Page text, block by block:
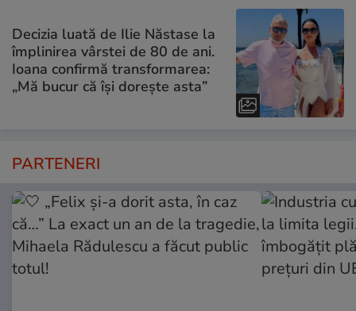
Decizia luată de Ilie Năstase la
împlinirea vârstei de 80 de ani.
Ioana confirmă transformarea:
„Mă bucur că își dorește asta”
PARTENERI